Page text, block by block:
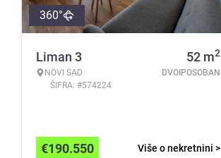
360°
Liman 3
NOVI SAD
ŠIFRA: #574224
52 m2
DVOIPOSOBAN
Više o nekretnini >
€190.550